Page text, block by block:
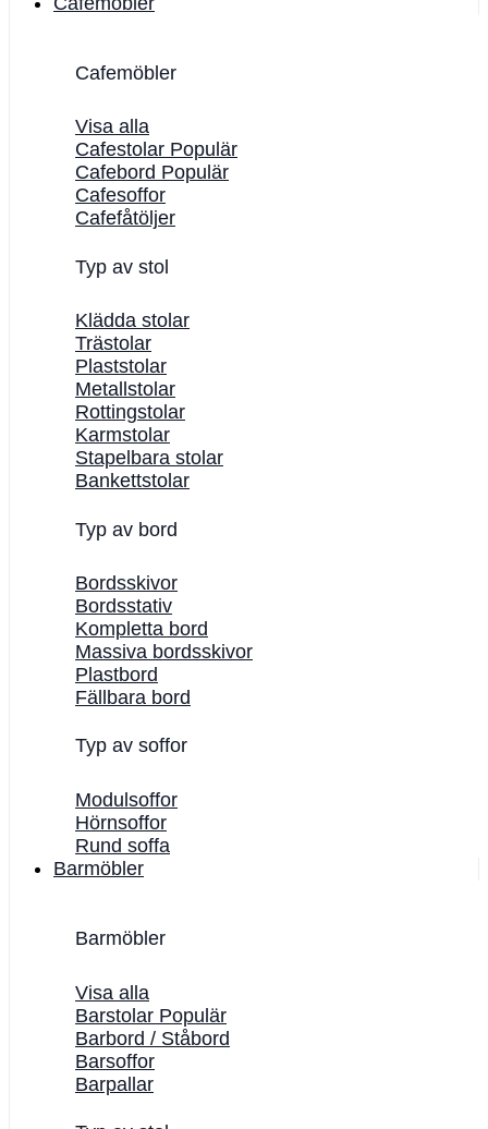
Cafemöbler
Visa alla
Cafestolar
Cafebord
Cafesoffor
Cafefåtöljer
Typ av stol
Klädda stolar
Trästolar
Plaststolar
Metallstolar
Rottingstolar
Karmstolar
Stapelbara stolar
Bankettstolar
Typ av bord
Bordsskivor
Bordsstativ
Kompletta bord
Massiva bordsskivor
Plastbord
Fällbara bord
Typ av soffor
Modulsoffor
Hörnsoffor
Rund soffa
Barmöbler
Barmöbler
Visa alla
Barstolar
Barbord / Ståbord
Barsoffor
Barpallar